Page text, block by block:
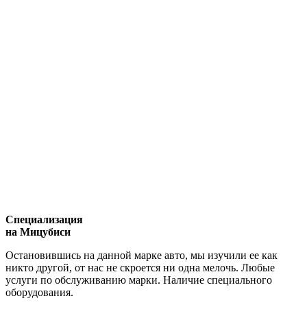
Специализация
на Мицубиси
Остановившись на данной марке авто, мы изучили ее как
никто другой, от нас не скроется ни одна мелочь. Любые
услуги по обслуживанию марки. Наличие специального
оборудования.